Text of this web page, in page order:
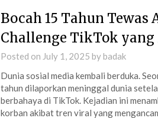
Bocah 15 Tahun Tewas
Challenge TikTok
Posted on July 1, 2025 bybadak
Dunia sosial media kembali berduka.
tahun dilaporkan meninggal dunia
berbahaya di TikTok. Kejadian ini
korban akibat tren viral yang